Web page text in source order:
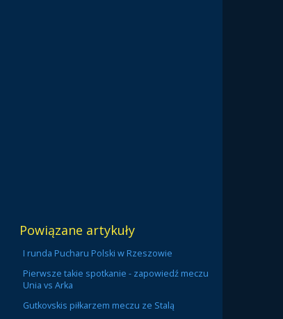
Powiązane artykuły
I runda Pucharu Polski w Rzeszowie
Pierwsze takie spotkanie - zapowiedź meczu
Unia vs Arka
Gutkovskis piłkarzem meczu ze Stalą